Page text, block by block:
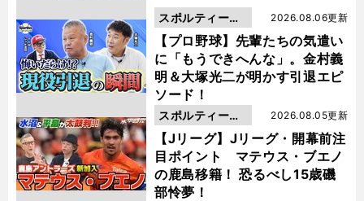
【プロ野球】先輩たちの気遣い
に「もうできへんな」。金村義
明＆大塚光二が明かす引退エピ
ソード！
2026.08.06更新
スポルティーバ
動画
【Jリーグ】Jリーグ・開幕前注
目ポイント マテウス・ブエノ
の鹿島移籍！ 恐るべし15歳磯
部怜夢！
2026.08.05更新
スポルティーバ
動画